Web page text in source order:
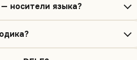
носители языка?